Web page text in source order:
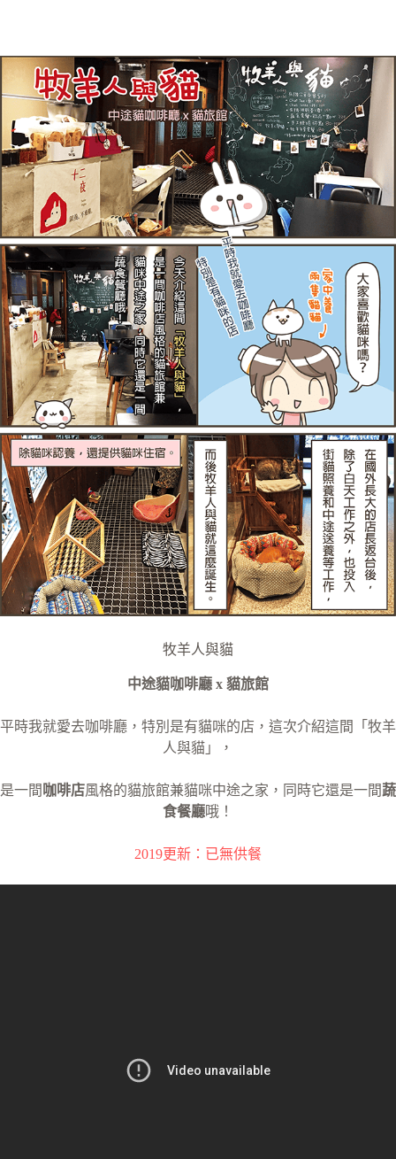
牧羊人與貓
中途貓咖啡廳 x 貓旅館
平時我就愛去咖啡廳，特別是有貓咪的店，這次介紹這間「牧羊
人與貓」，
是一間 咖啡店風格的貓旅館兼貓咪中途之家，同時它還是一間蔬
食餐廳哦！
2019更新：已無供餐